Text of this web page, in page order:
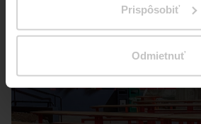
Prispôsobiť
Odmietnuť